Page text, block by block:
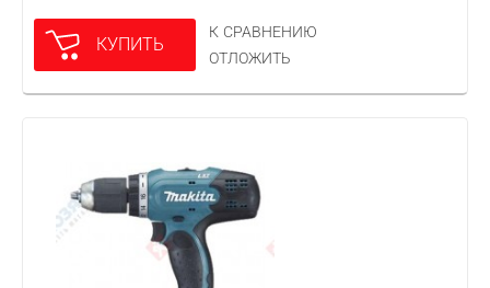
КУПИТЬ
К СРАВНЕНИЮ
ОТЛОЖИТЬ